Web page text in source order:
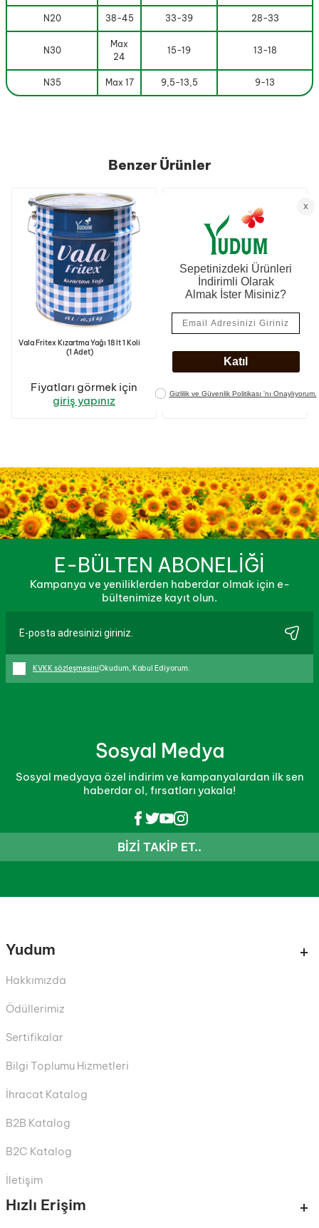
N20 38-45 33-39 28-33
N30
Max
24
15-19 13-18
N35 Max 17 9,5-13,5 9-13
Benzer Ürünler
Vala Fritex Kızartma Yağı 18 lt 1 Koli
(1 Adet)
Fiyatları görmek için
giriş yapınız
kg 1 Koli (1 Adet)
giriş yapınız
E-BÜLTEN ABONELİĞİ
Kampanya ve yeniliklerden haberdar olmak için e-
bültenimize kayıt olun.
KVKK sözleşmesiniOkudum, Kabul Ediyorum.
Sosyal Medya
Sosyal medyaya özel indirim ve kampanyalardan ilk sen
haberdar ol, fırsatları yakala!
BIZI TAKIP ET..
Yudum
Hakkımızda
Ödüllerimiz
Sertifikalar
Bilgi Toplumu Hizmetleri
İhracat Katalog
B2B Katalog
B2C Katalog
İletişim
Hızlı Erişim